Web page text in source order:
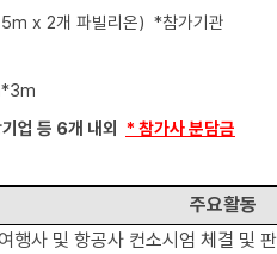
x 2개 파빌리온) *참가기관
업 등 6개 내외 * 참가사 분담금
주요활동
행사 및 항공사 컨소시엄 체결 및